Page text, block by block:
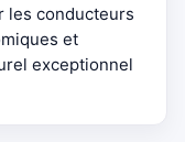
les conducteurs
et
exceptionnel